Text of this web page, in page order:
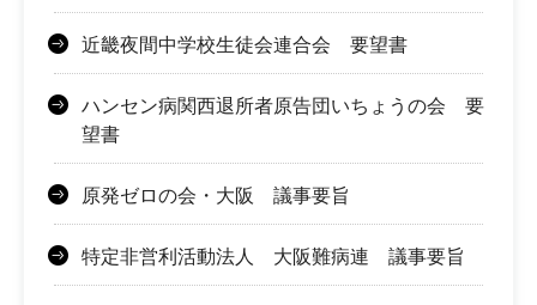
近畿夜間中学校生徒会連合会 要望書
ハンセン病関西退所者原告団いちょうの会 要
望書
原発ゼロの会・大阪 議事要旨
特定非営利活動法人 大阪難病連 議事要旨